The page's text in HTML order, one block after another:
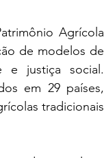
Agrícola
de modelos de
e justiça social.
em 29 países,
tradicionais